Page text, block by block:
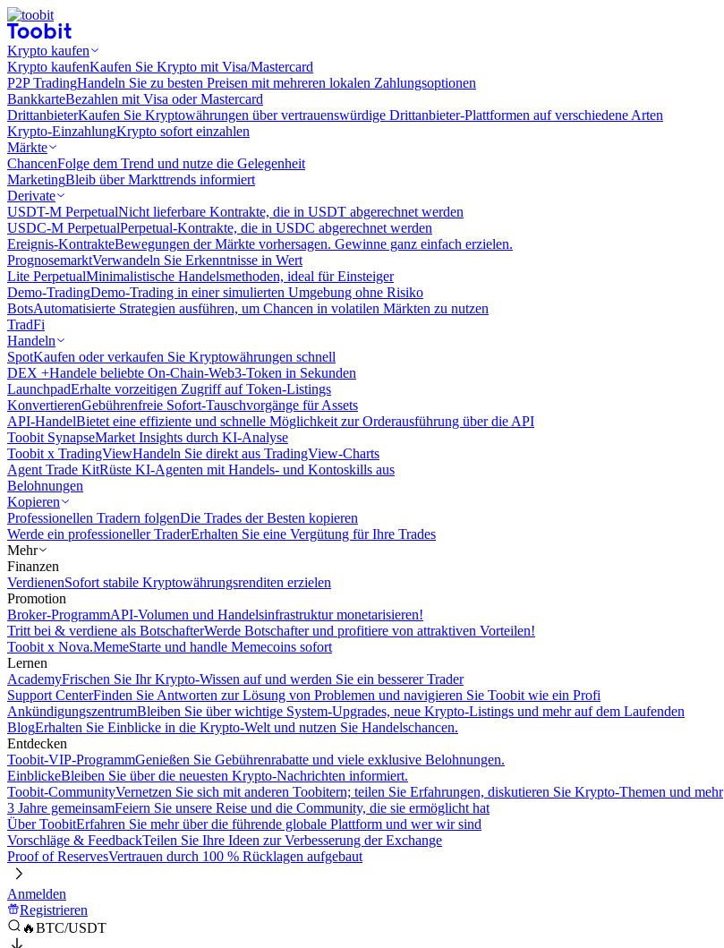
Krypto kaufen
Krypto kaufenKaufen Sie Krypto mit Visa/Mastercard
P2P TradingHandeln Sie zu besten Preisen mit mehreren lokalen Zahlungsoptionen
BankkarteBezahlen mit Visa oder Mastercard
DrittanbieterKaufen Sie Kryptowährungen über vertrauenswürdige Drittanbieter-Plattformen auf verschiedene Arten
Krypto-EinzahlungKrypto sofort einzahlen
Märkte
ChancenFolge dem Trend und nutze die Gelegenheit
MarketingBleib über Markttrends informiert
Derivate
USDT-M PerpetualNicht lieferbare Kontrakte, die in USDT abgerechnet werden
USDC-M PerpetualPerpetual-Kontrakte, die in USDC abgerechnet werden
Ereignis-KontrakteBewegungen der Märkte vorhersagen. Gewinne ganz einfach erzielen.
PrognosemarktVerwandeln Sie Erkenntnisse in Wert
Lite PerpetualMinimalistische Handelsmethoden, ideal für Einsteiger
Demo-TradingDemo-Trading in einer simulierten Umgebung ohne Risiko
BotsAutomatisierte Strategien ausführen, um Chancen in volatilen Märkten zu nutzen
TradFi
Handeln
SpotKaufen oder verkaufen Sie Kryptowährungen schnell
DEX +Handele beliebte On-Chain-Web3-Token in Sekunden
LaunchpadErhalte vorzeitigen Zugriff auf Token-Listings
KonvertierenGebührenfreie Sofort-Tauschvorgänge für Assets
API-HandelBietet eine effiziente und schnelle Möglichkeit zur Orderausführung über die API
Toobit SynapseMarket Insights durch KI-Analyse
Toobit x TradingViewHandeln Sie direkt aus TradingView-Charts
Agent Trade KitRüste KI-Agenten mit Handels- und Kontoskills aus
Belohnungen
Kopieren
Professionellen Tradern folgenDie Trades der Besten kopieren
Werde ein professioneller TraderErhalten Sie eine Vergütung für Ihre Trades
Mehr
Finanzen
VerdienenSofort stabile Kryptowährungsrenditen erzielen
Promotion
Broker-ProgrammAPI-Volumen und Handelsinfrastruktur monetarisieren!
Tritt bei & verdiene als BotschafterWerde Botschafter und profitiere von attraktiven Vorteilen!
Toobit x Nova.MemeStarte und handle Memecoins sofort
Lernen
AcademyFrischen Sie Ihr Krypto-Wissen auf und werden Sie ein besserer Trader
Support CenterFinden Sie Antworten zur Lösung von Problemen und navigieren Sie Toobit wie ein Profi
AnkündigungszentrumBleiben Sie über wichtige System-Upgrades, neue Krypto-Listings und mehr auf dem Laufenden
BlogErhalten Sie Einblicke in die Krypto-Welt und nutzen Sie Handelschancen.
Entdecken
Toobit-VIP-ProgrammGenießen Sie Gebührenrabatte und viele exklusive Belohnungen.
EinblickeBleiben Sie über die neuesten Krypto-Nachrichten informiert.
Toobit-CommunityVernetzen Sie sich mit anderen Toobitern; teilen Sie Erfahrungen, diskutieren Sie Krypto-Themen und mehr
3 Jahre gemeinsamFeiern Sie unsere Reise und die Community, die sie ermöglicht hat
Über ToobitErfahren Sie mehr über die führende globale Plattform und wer wir sind
Vorschläge & FeedbackTeilen Sie Ihre Ideen zur Verbesserung der Exchange
Proof of ReservesVertrauen durch 100 % Rücklagen aufgebaut
Anmelden
Registrieren
🔥BTC/USDT